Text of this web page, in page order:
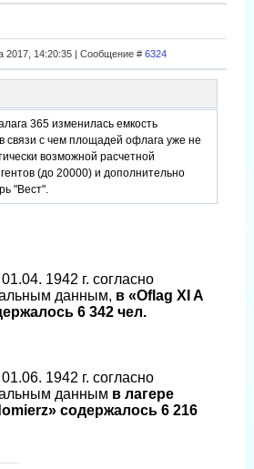
2017, 14:20:35 | Сообщение # 6324
365 изменилась емкость
связи с чем площадей офлага уже не
возможной расчетной
(до 20000) и дополнительно
"Вест".
1942 г. согласно
данным, в «Oflag XI A
6 342 чел.
1942 г. согласно
данным в лагере
содержалось 6 216